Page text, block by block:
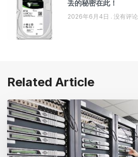
丢的秘密在此！
2026年6月4日 没有评论
Related Article